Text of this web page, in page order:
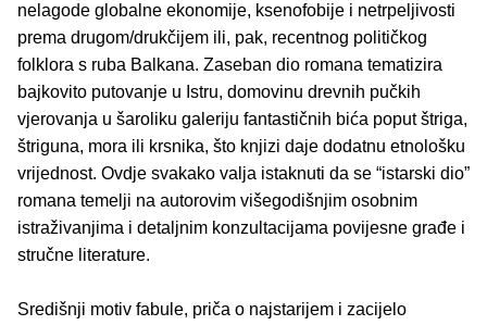
nelagode globalne ekonomije, ksenofobije i netrpeljivosti
prema drugom/drukčijem ili, pak, recentnog političkog
folklora s ruba Balkana. Zaseban dio romana tematizira
bajkovito putovanje u Istru, domovinu drevnih pučkih
vjerovanja u šaroliku galeriju fantastičnih bića poput štriga,
štriguna, mora ili krsnika, što knjizi daje dodatnu etnološku
vrijednost. Ovdje svakako valja istaknuti da se “istarski dio”
romana temelji na autorovim višegodišnjim osobnim
istraživanjima i detaljnim konzultacijama povijesne građe i
stručne literature.
Središnji motiv fabule, priča o najstarijem i zacijelo